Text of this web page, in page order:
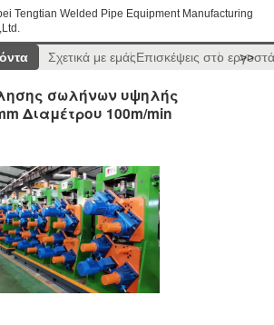
Tengtian Welded Pipe Equipment Manufacturing
Σχετικά με εμάςΕπισκέψεις στο >>
σωλήνων υψηλής
Διαμέτρου 100m/min